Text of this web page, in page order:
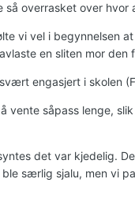
overrasket over
vi vel i begynnelsen
en sliten mor den
engasjert i skolen
vente såpass lenge,
det var kjedelig.
særlig sjalu, men vi